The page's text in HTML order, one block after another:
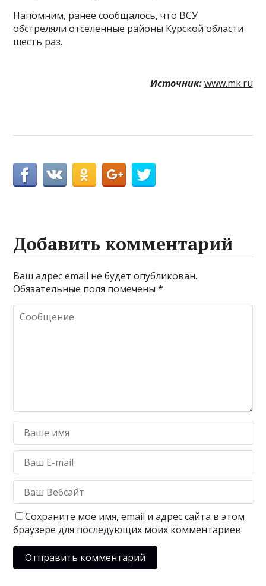
Напомним, ранее сообщалось, что ВСУ
обстреляли отселенные районы Курской области
шесть раз.
Источник: www.mk.ru
Добавить комментарий
Ваш адрес email не будет опубликован.
Обязательные поля помечены*
Сохраните моё имя, email и адрес сайта в этом
браузере для последующих моих комментариев